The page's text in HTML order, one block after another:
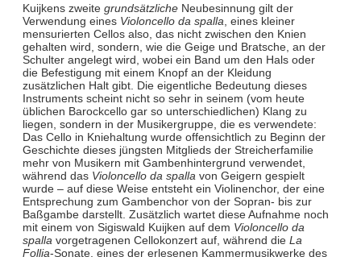
Kuijkens zweite grundsätzlicheNeubesinnung gilt der
Verwendung eines Violoncello da spalla , eines kleiner
mensurierten Cellos also, das nicht zwischen den Knien
gehalten wird, sondern, wie die Geige und Bratsche, an der
Schulter angelegt wird, wobei ein Band um den Hals oder
die Befestigung mit einem Knopf an der Kleidung
zusätzlichen Halt gibt. Die eigentliche Bedeutung dieses
Instruments scheint nicht so sehr in seinem (vom heute
üblichen Barockcello gar so unterschiedlichen) Klang zu
liegen, sondern in der Musikergruppe, die es verwendete:
Das Cello in Kniehaltung wurde offensichtlich zu Beginn der
Geschichte dieses jüngsten Mitglieds der Streicherfamilie
mehr von Musikern mit Gambenhintergrund verwendet,
während das Violoncello da spalla von Geigern gespielt
wurde – auf diese Weise entsteht ein Violinenchor, der eine
Entsprechung zum Gambenchor von der Sopran- bis zur
Baßgambe darstellt. Zusätzlich wartet diese Aufnahme noch
mit einem von Sigiswald Kuijken auf dem Violoncello da
spalla vorgetragenen Cellokonzert auf, während die La
Follia-Sonate, eines der erlesenen Kammermusikwerke des